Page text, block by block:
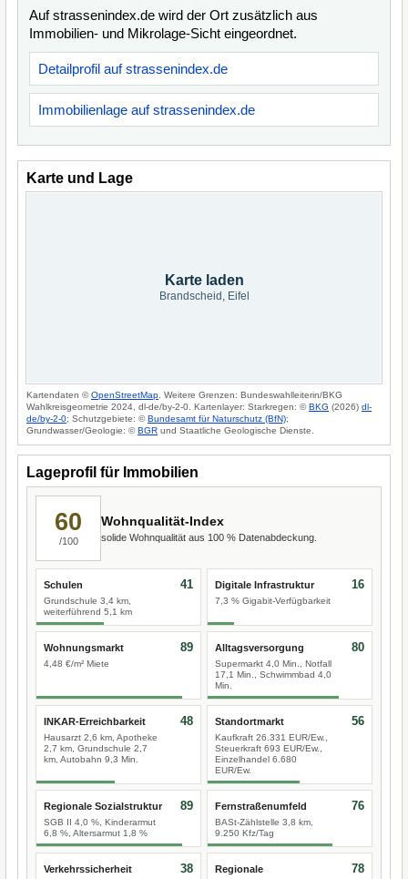
Auf strassenindex.de wird der Ort zusätzlich aus
Immobilien- und Mikrolage-Sicht eingeordnet.
Detailprofil auf strassenindex.de
Immobilienlage auf strassenindex.de
Karte und Lage
Karte laden
Brandscheid, Eifel
Kartendaten ©OpenStreetMap . Weitere Grenzen: Bundeswahlleiterin/BKG
Wahlkreisgeometrie 2024, dl-de/by-2-0. Kartenlayer: Starkregen: ©BKG (2026) dl-
de/by-2-0; Schutzgebiete: ©Bundesamt für Naturschutz (BfN);
Grundwasser/Geologie: ©BGR und Staatliche Geologische Dienste.
Lageprofil für Immobilien
60
/100
Wohnqualität-Index
solide Wohnqualität aus 100 % Datenabdeckung.
Schulen
Grundschule 3,4 km,
weiterführend 5,1 km
41 Digitale Infrastruktur
7,3 % Gigabit-Verfügbarkeit
16
Wohnungsmarkt
4,48 €/m² Miete
89 Alltagsversorgung
Supermarkt 4,0 Min., Notfall
17,1 Min., Schwimmbad 4,0
Min.
80
INKAR-Erreichbarkeit
Hausarzt 2,6 km, Apotheke
2,7 km, Grundschule 2,7
km, Autobahn 9,3 Min.
48 Standortmarkt
Kaufkraft 26.331 EUR/Ew.,
Steuerkraft 693 EUR/Ew.,
Einzelhandel 6.680
EUR/Ew.
56
Regionale Sozialstruktur
SGB II 4,0 %, Kinderarmut
6,8 %, Altersarmut 1,8 %
89 Fernstraßenumfeld
BASt-Zählstelle 3,8 km,
9.250 Kfz/Tag
76
Verkehrssicherheit 38
Regionale
78